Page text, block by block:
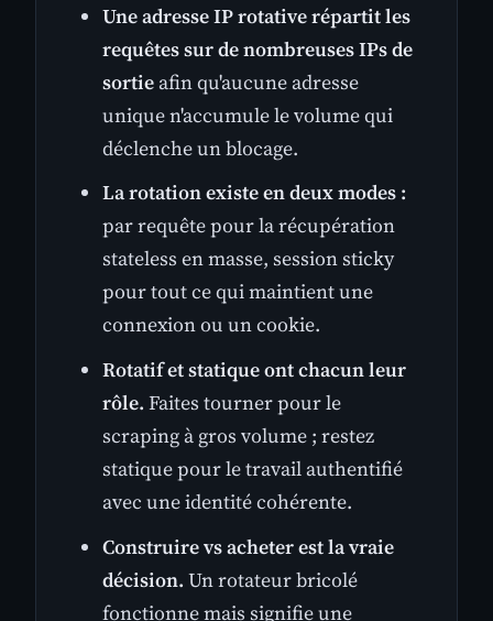
Une adresse IP rotative répartit les
requêtes sur de nombreuses IPs de
sortie afin qu'aucune adresse
unique n'accumule le volume qui
déclenche un blocage.
La rotation existe en deux modes :
par requête pour la récupération
stateless en masse, session sticky
pour tout ce qui maintient une
connexion ou un cookie.
Rotatif et statique ont chacun leur
rôle. Faites tourner pour le
scraping à gros volume ; restez
statique pour le travail authentifié
avec une identité cohérente.
Construire vs acheter est la vraie
décision. Un rotateur bricolé
fonctionne mais signifie une